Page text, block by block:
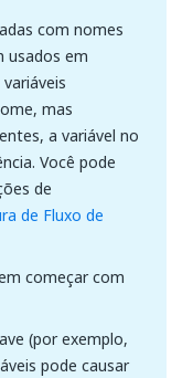
com nomes
usados em
mas
a variável no
Você pode
de
de Fluxo de
começar com
(por exemplo,
pode causar